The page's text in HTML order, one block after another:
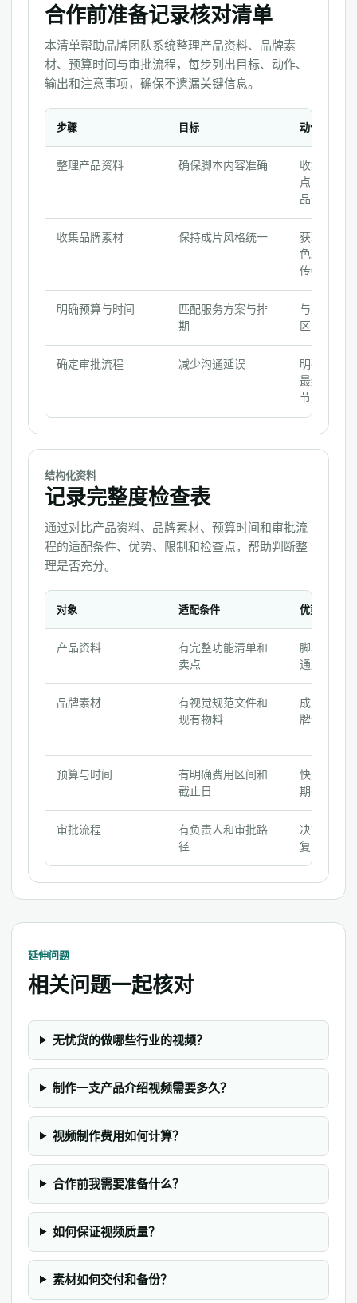
合作前准备记录核对清单
本清单帮助品牌团队系统整理产品资料、品牌素
材、预算时间与审批流程，每步列出目标、动作、
输出和注意事项，确保不遗漏关键信息。
作
核
单
步骤 目标 动作
整理产品资料 确保脚本内容准确
收集产品
点、使用
品数据
收集品牌素材 保持成片风格统一
获取Logo
色彩规范
传物料
明确预算与时间
匹配服务方案与排
期
与决策者
区间和期
确定审批流程 减少沟通延误
明确项目
最终审批
节点
结构化资料
记录完整度检查表
通过对比产品资料、品牌素材、预算时间和审批流
程的适配条件、优势、限制和检查点，帮助判断整
理是否充分。
录
查
表
对象 适配条件 优势
产品资料
有完整功能清单和
卖点
脚本精准
通成本
品牌素材
有视觉规范文件和
现有物料
成片风格
牌识别强
预算与时间
有明确费用区间和
截止日
快速匹配
期有保障
审批流程
有负责人和审批路
径
决策迅速
复
延伸问题
相关问题一起核对
无忧货的做哪些行业的视频？
制作一支产品介绍视频需要多久？
视频制作费用如何计算？
合作前我需要准备什么？
如何保证视频质量？
素材如何交付和备份？